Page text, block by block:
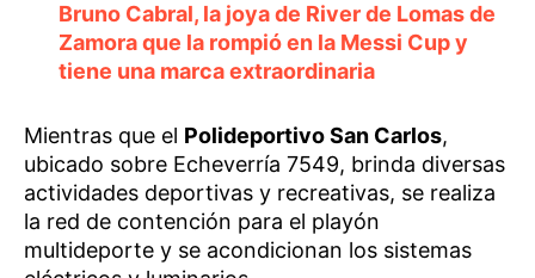
Bruno Cabral, la joya de River de Lomas de
Zamora que la rompió en la Messi Cup y
tiene una marca extraordinaria
Mientras que el Polideportivo San Carlos,
ubicado sobre Echeverría 7549, brinda diversas
actividades deportivas y recreativas, se realiza
la red de contención para el playón
multideporte y se acondicionan los sistemas